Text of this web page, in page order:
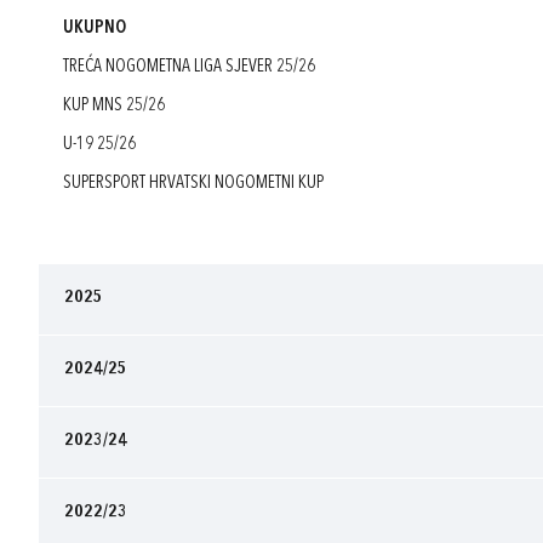
UKUPNO
TREĆA NOGOMETNA LIGA SJEVER 25/26
KUP MNS 25/26
U-19 25/26
SUPERSPORT HRVATSKI NOGOMETNI KUP
2025
2024/25
2023/24
2022/23